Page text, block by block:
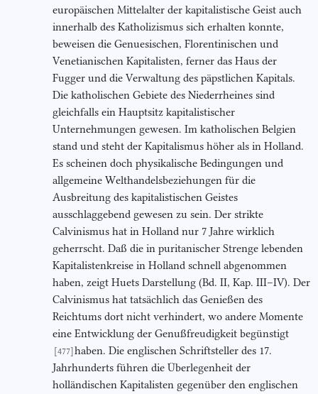
europäischen Mittelalter der kapitalistische Geist auch
innerhalb des Katholizismus sich erhalten konnte,
beweisen die Genuesischen, Florentinischen und
Venetianischen Kapitalisten, ferner das Haus der
Fugger und die Verwaltung des päpstlichen Kapitals.
Die katholischen Gebiete des Niederrheines sind
gleichfalls ein Hauptsitz kapitalistischer
Unternehmungen gewesen. Im katholischen Belgien
stand und steht der Kapitalismus höher als in Holland.
Es scheinen doch physikalische Bedingungen und
allgemeine Welthandelsbeziehungen für die
Ausbreitung des kapitalistischen Geistes
ausschlaggebend gewesen zu sein. Der strikte
Calvinismus hat in Holland nur 7 Jahre wirklich
geherrscht. Daß die in puritanischer Strenge lebenden
Kapitalistenkreise in Holland schnell abgenommen
haben, zeigt Huets Darstellung (Bd. II, Kap. III–IV). Der
Calvinismus hat tatsächlich das Genießen des
Reichtums dort nicht verhindert, wo andere Momente
eine Entwicklung der Genußfreudigkeit begünstigt
[477] haben. Die englischen Schriftsteller des 17.
Jahrhunderts führen die Überlegenheit der
holländischen Kapitalisten gegenüber den englischen